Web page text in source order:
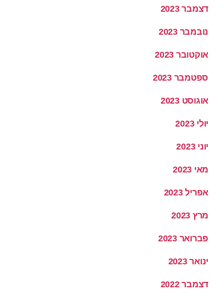
דצמבר 2023
נובמבר 2023
אוקטובר 2023
ספטמבר 2023
אוגוסט 2023
יולי 2023
יוני 2023
מאי 2023
אפריל 2023
מרץ 2023
פברואר 2023
ינואר 2023
דצמבר 2022